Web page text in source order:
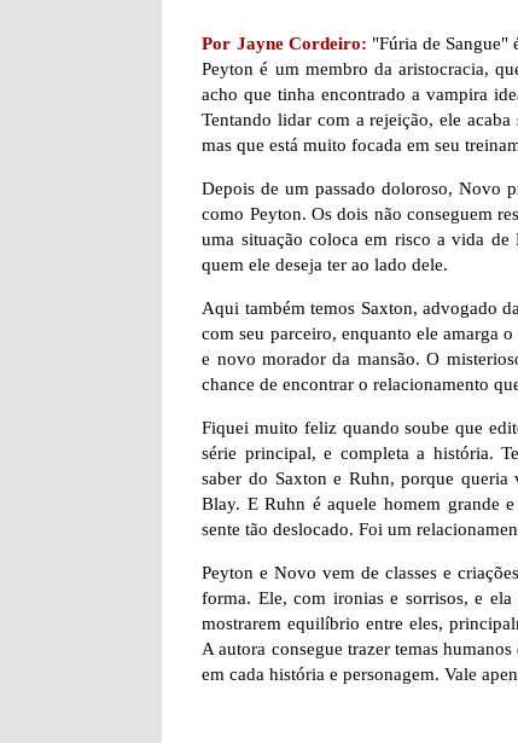
Por Jayne Cordeiro: "Fúria de Sangue"
Peyton é um membro da aristocracia,
acho que tinha encontrado a vampira
Tentando lidar com a rejeição, ele
mas que está muito focada em seu
Depois de um passado doloroso, Novo
como Peyton. Os dois não conseguem
uma situação coloca em risco a vida de
quem ele deseja ter ao lado dele.
Aqui também temos Saxton, advogado
com seu parceiro, enquanto ele amarga
e novo morador da mansão. O
chance de encontrar o relacionamento
Fiquei muito feliz quando soube que
série principal, e completa a história.
saber do Saxton e Ruhn, porque
Blay. E Ruhn é aquele homem grande
sente tão deslocado. Foi um
Peyton e Novo vem de classes e
forma. Ele, com ironias e sorrisos, e
mostrarem equilíbrio entre eles,
A autora consegue trazer temas
em cada história e personagem. Vale